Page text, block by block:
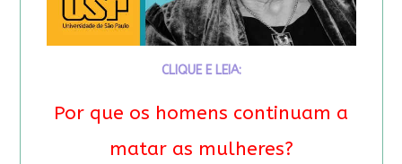
CLIQUE E LEIA:
Por que os homens continuam a
matar as mulheres?